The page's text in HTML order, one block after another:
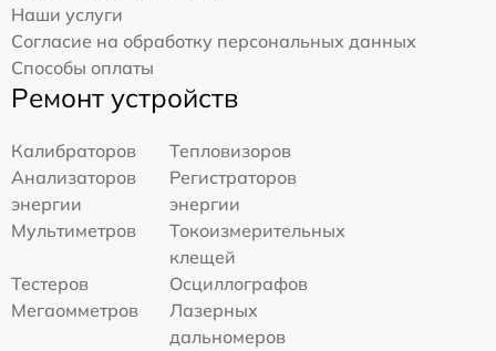
Наши услуги
Согласие на обработку персональных данных
Способы оплаты
Ремонт устройств
Калибраторов
Тепловизоров
Анализаторов
энергии
Регистраторов
энергии
Мультиметров
Токоизмерительных
клещей
Тестеров
Осциллографов
Мегаомметров
Лазерных
дальномеров